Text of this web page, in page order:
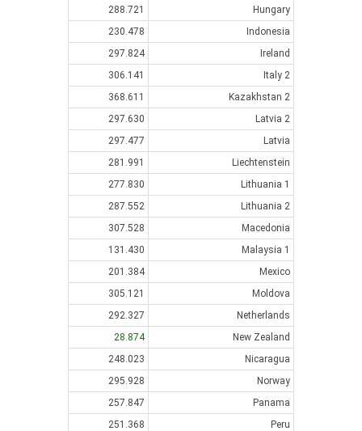
Hungary
288.721
Indonesia
230.478
Ireland
297.824
Italy 2
306.141
Kazakhstan 2
368.611
Latvia 2
297.630
Latvia
297.477
Liechtenstein
281.991
Lithuania 1
277.830
Lithuania 2
287.552
Macedonia
307.528
Malaysia 1
131.430
Mexico
201.384
Moldova
305.121
Netherlands
292.327
New Zealand
28.874
Nicaragua
248.023
Norway
295.928
Panama
257.847
Peru
251.368